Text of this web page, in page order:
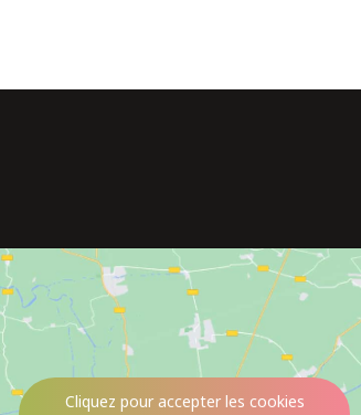
Cliquez pour accepter les cookies